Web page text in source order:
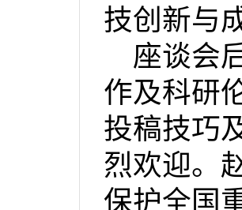
技创新与
座谈会
作及科研
投稿技巧
烈欢迎。
保护全国